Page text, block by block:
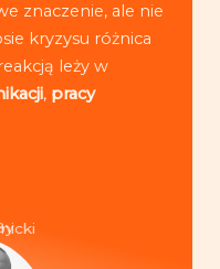
znaczenie, ale nie
kryzysu różnica
leży w
, pracy